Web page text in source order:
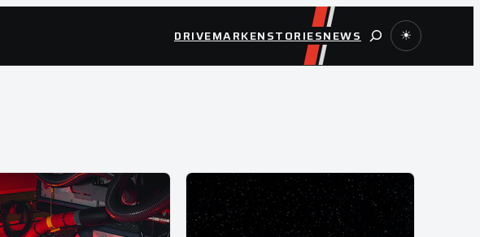
DRIVEMARKENSTORIESNEWSSuche ☀